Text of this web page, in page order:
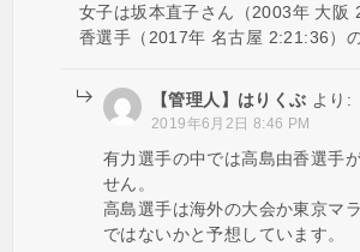
女子は坂本直子さん（2003年 大阪
香選手（2017年 名古屋 2:21:36）
【管理人】はりくぶ より:
2019年6月2日 8:46 PM
有力選手の中では高島由香選手
せん。
高島選手は海外の大会か東京マ
ではないかと予想しています。